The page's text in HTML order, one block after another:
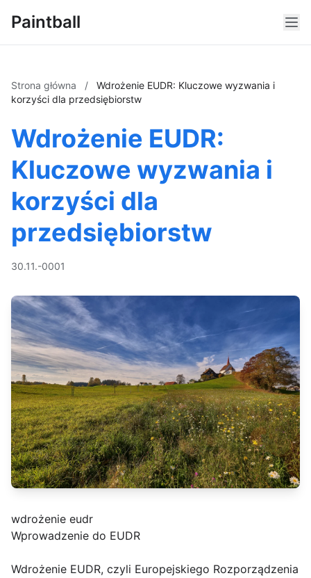
Paintball
Strona główna /
Wdrożenie EUDR: Kluczowe wyzwania i
korzyści dla przedsiębiorstw
Wdrożenie EUDR:
Kluczowe wyzwania i
korzyści dla
przedsiębiorstw
30.11.-0001
wdrożenie eudr
Wprowadzenie do EUDR
Wdrożenie EUDR, czyli Europejskiego Rozporządzenia